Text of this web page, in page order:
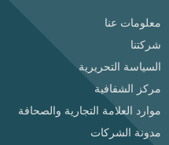
معلومات عنا
شركتنا
السياسة التحريرية
مركز الشفافية
موارد العلامة التجارية والصحافة
مدونة الشركات